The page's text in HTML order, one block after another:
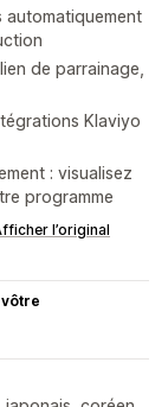
de parrainage,
Klaviyo
: visualisez
programme
l’original